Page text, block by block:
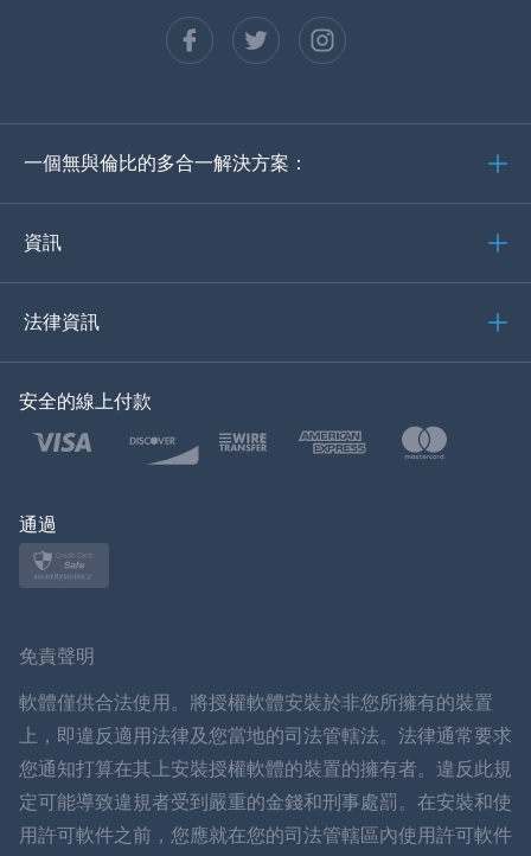
西班牙語
德語
土耳其語
波蘭語
ภาษาไทย
簡体中文
丹麥語
一個無與倫比的多合一解決方案：
資訊
法律資訊
安全的線上付款
通過
免責聲明
軟體僅供合法使用。將授權軟體安裝於非您所擁有的裝置
上，即違反適用法律及您當地的司法管轄法。法律通常要求
您通知打算在其上安裝授權軟體的裝置的擁有者。違反此規
定可能導致違規者受到嚴重的金錢和刑事處罰。在安裝和使
用許可軟件之前，您應就在您的司法管轄區內使用許可軟件